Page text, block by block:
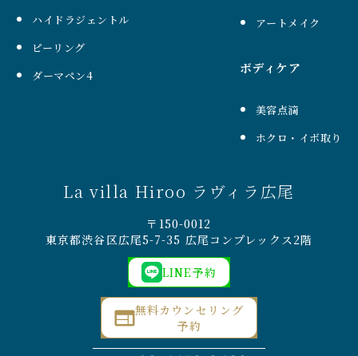
ハイドラジェントル
ピーリング
ダーマペン4
アートメイク
ボディケア
美容点滴
ホクロ・イボ取り
La villa Hiroo ラヴィラ広尾
〒150-0012
東京都渋谷区広尾5-7-35 広尾コンプレックス2階
LINE予約
無料カウンセリング
予約